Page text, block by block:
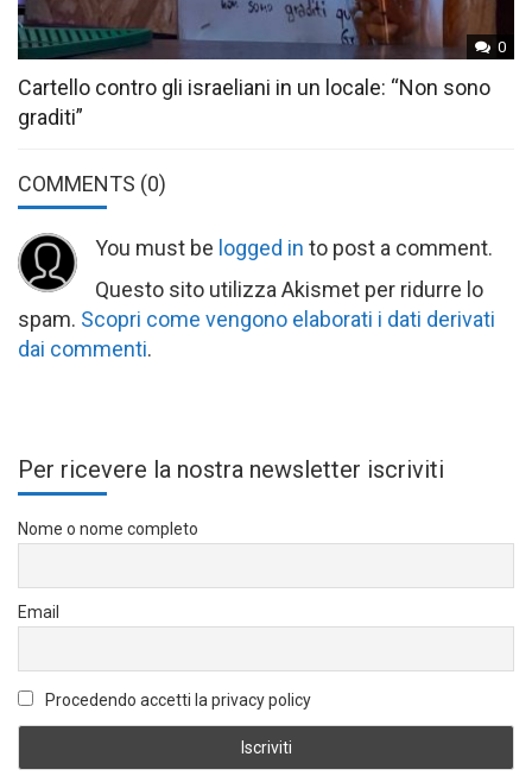
0
Cartello contro gli israeliani in un locale: “Non sono
graditi”
COMMENTS (0)
You must be logged in to post a comment.
Questo sito utilizza Akismet per ridurre lo
spam. Scopri come vengono elaborati i dati derivati
dai commenti.
Per ricevere la nostra newsletter iscriviti
Nome o nome completo
Email
Procedendo accetti la privacy policy